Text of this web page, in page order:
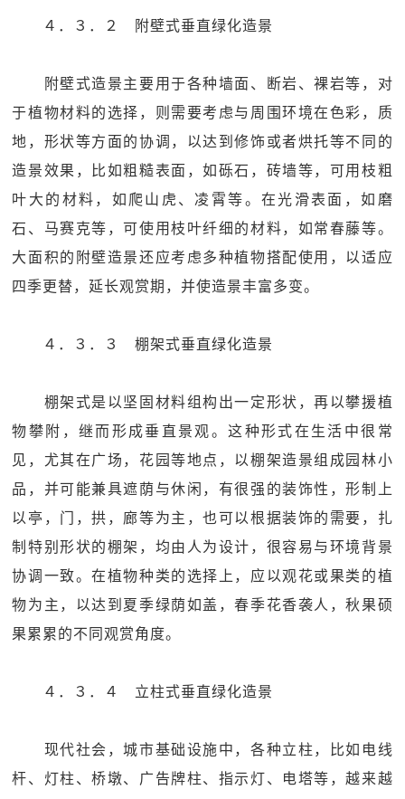
４．３．２ 附壁式垂直绿化造景
附壁式造景主要用于各种墙面、断岩、裸岩等，对
于植物材料的选择，则需要考虑与周围环境在色彩，质
地，形状等方面的协调，以达到修饰或者烘托等不同的
造景效果，比如粗糙表面，如砾石，砖墙等，可用枝粗
叶大的材料，如爬山虎、凌霄等。在光滑表面，如磨
石、马赛克等，可使用枝叶纤细的材料，如常春藤等。
大面积的附壁造景还应考虑多种植物搭配使用，以适应
四季更替，延长观赏期，并使造景丰富多变。
４．３．３ 棚架式垂直绿化造景
棚架式是以坚固材料组构出一定形状，再以攀援植
物攀附，继而形成垂直景观。这种形式在生活中很常
见，尤其在广场，花园等地点，以棚架造景组成园林小
品，并可能兼具遮荫与休闲，有很强的装饰性，形制上
以亭，门，拱，廊等为主，也可以根据装饰的需要，扎
制特别形状的棚架，均由人为设计，很容易与环境背景
协调一致。在植物种类的选择上，应以观花或果类的植
物为主，以达到夏季绿荫如盖，春季花香袭人，秋果硕
果累累的不同观赏角度。
４．３．４ 立柱式垂直绿化造景
现代社会，城市基础设施中，各种立柱，比如电线
杆、灯柱、桥墩、广告牌柱、指示灯、电塔等，越来越